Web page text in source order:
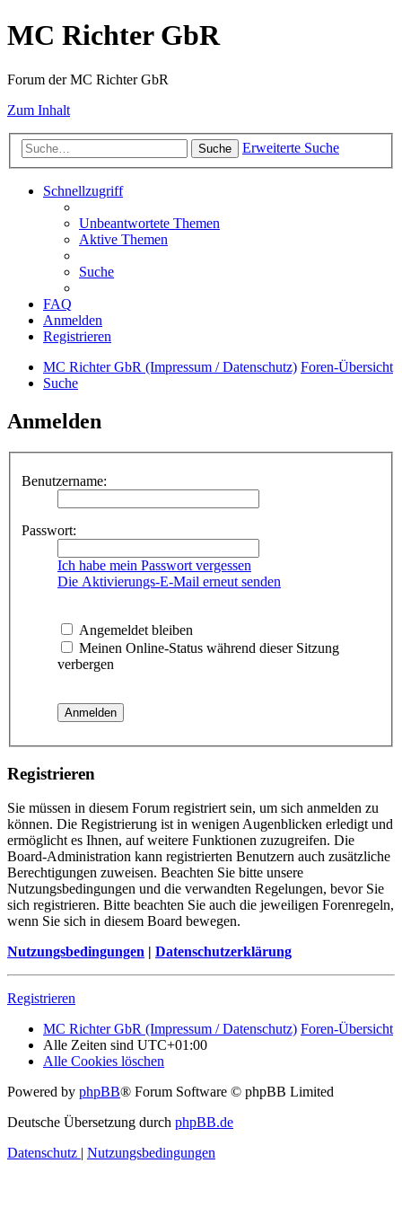
MC Richter GbR
Forum der MC Richter GbR
Zum Inhalt
Suche Erweiterte Suche
Schnellzugriff
Unbeantwortete Themen
Aktive Themen
Suche
FAQ
Anmelden
Registrieren
MC Richter GbR (Impressum / Datenschutz) Foren-Übersicht
Suche
Anmelden
Benutzername:
Passwort:
Ich habe mein Passwort vergessen
Die Aktivierungs-E-Mail erneut senden
Angemeldet bleiben
Meinen Online-Status während dieser Sitzung
verbergen
Registrieren
Sie müssen in diesem Forum registriert sein, um sich anmelden zu
können. Die Registrierung ist in wenigen Augenblicken erledigt und
ermöglicht es Ihnen, auf weitere Funktionen zuzugreifen. Die
Board-Administration kann registrierten Benutzern auch zusätzliche
Berechtigungen zuweisen. Beachten Sie bitte unsere
Nutzungsbedingungen und die verwandten Regelungen, bevor Sie
sich registrieren. Bitte beachten Sie auch die jeweiligen Forenregeln,
wenn Sie sich in diesem Board bewegen.
Nutzungsbedingungen | Datenschutzerklärung
Registrieren
MC Richter GbR (Impressum / Datenschutz) Foren-Übersicht
Alle Zeiten sind UTC+01:00
Alle Cookies löschen
Powered by phpBB® Forum Software © phpBB Limited
Deutsche Übersetzung durch phpBB.de
Datenschutz | Nutzungsbedingungen